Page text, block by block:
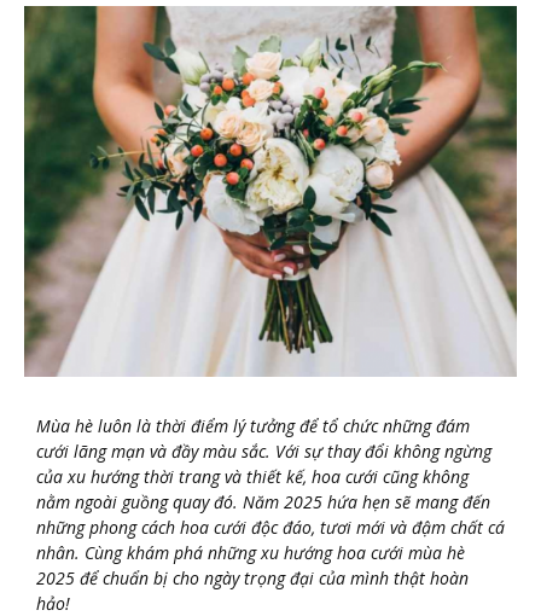
Mùa hè luôn là thời điểm lý tưởng để tổ chức những đám
cưới lãng mạn và đầy màu sắc. Với sự thay đổi không ngừng
của xu hướng thời trang và thiết kế, hoa cưới cũng không
nằm ngoài guồng quay đó. Năm 2025 hứa hẹn sẽ mang đến
những phong cách hoa cưới độc đáo, tươi mới và đậm chất cá
nhân. Cùng khám phá những xu hướng hoa cưới mùa hè
2025 để chuẩn bị cho ngày trọng đại của mình thật hoàn
hảo!